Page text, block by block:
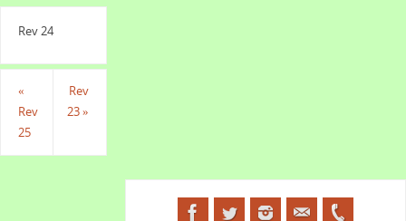
Rev 24
«
Rev
25
Rev
23»